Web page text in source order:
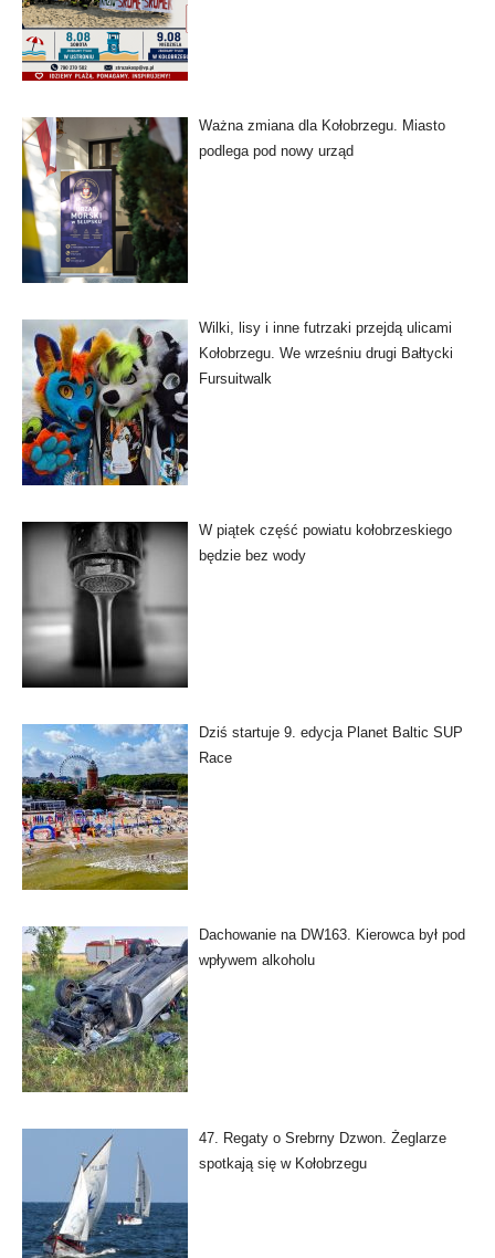
Ważna zmiana dla Kołobrzegu. Miasto
podlega pod nowy urząd
Wilki, lisy i inne futrzaki przejdą ulicami
Kołobrzegu. We wrześniu drugi Bałtycki
Fursuitwalk
W piątek część powiatu kołobrzeskiego
będzie bez wody
Dziś startuje 9. edycja Planet Baltic SUP
Race
Dachowanie na DW163. Kierowca był pod
wpływem alkoholu
47. Regaty o Srebrny Dzwon. Żeglarze
spotkają się w Kołobrzegu